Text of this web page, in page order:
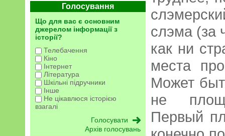
Голосування
Що для вас є основним
джерелом інформації з
історії?
Телебачення
Кіно
Інтернет
Література
Шкільні підручники
Інше
Не цікавлюся історією
взагалі
Архів голосувань
слэма (за
как ни
места
Может
не
Первый